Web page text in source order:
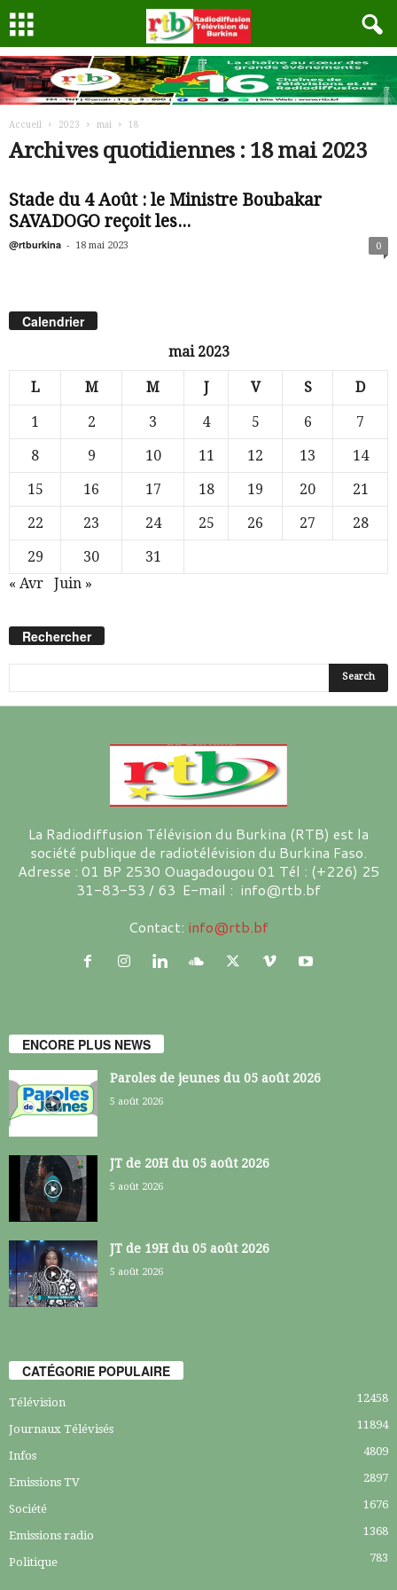
Accueil 2023 mai 18
Archives quotidiennes : 18 mai 2023
Stade du 4 Août : le Ministre Boubakar
SAVADOGO reçoit les...
@rtburkina - 18 mai 2023 0
Calendrier
mai 2023
L M M J V S D
1 2 3 4 5 6
7
8
9 10 11 12 13
14
15
16 17 18 19 20
21
22
23 24 25 26 27
28
29
30
31
« Avr
Juin »
Rechercher
La Radiodiffusion Télévision du Burkina (RTB) est la
société publique de radiotélévision du Burkina Faso.
Adresse : 01 BP 2530 Ouagadougou 01 Tél : (+226) 25
31-83-53 / 63 E-mail : info@rtb.bf
Contact: info@rtb.bf
ENCORE PLUS NEWS
Paroles de jeunes du 05 août 2026
5 août 2026
JT de 20H du 05 août 2026
5 août 2026
JT de 19H du 05 août 2026
5 août 2026
CATÉGORIE POPULAIRE
Télévision 12458
Journaux Télévisés 11894
Infos 4809
Emissions TV 2897
Société 1676
Emissions radio 1368
Politique 783